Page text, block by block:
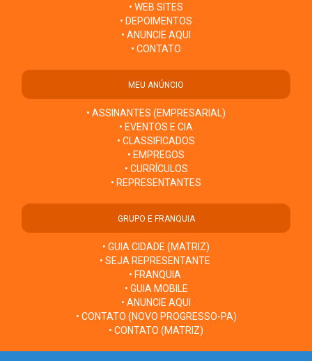
• WEB SITES
• DEPOIMENTOS
• ANUNCIE AQUI
• CONTATO
MEU ANÚNCIO
• ASSINANTES (EMPRESARIAL)
• EVENTOS E CIA
• CLASSIFICADOS
• EMPREGOS
• CURRÍCULOS
• REPRESENTANTES
GRUPO E FRANQUIA
• GUIA CIDADE (MATRIZ)
• SEJA REPRESENTANTE
• FRANQUIA
• GUIA MOBILE
• ANUNCIE AQUI
• CONTATO (NOVO PROGRESSO-PA)
• CONTATO (MATRIZ)